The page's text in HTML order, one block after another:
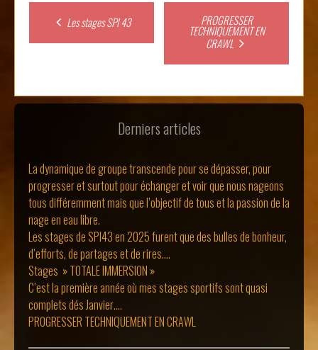
Post
navigation
Les stages SPI 43 PROGRESSER
TECHNIQUEMENT EN
CRAWL
Derniers articles
La dynamique de groupe transcende pour se dépasser, pour
progresser et surtout pour échanger et voir que nous nageons
tous différemment mais que l’objectif de tous et la passion de la
nage en eau libre.
Les stages de SPI43 en 2025 furent que des bulles de bonheur,
d’efforts, de partages et de rires….
Stages » TOTALE IMMERSION »
C’est la première année où mes stages sportifs sont quasi
complets dés Janvier….
PROGRESSER TECHNIQUEMENT EN CRAWL